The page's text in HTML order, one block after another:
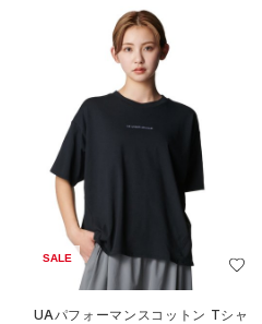
SALE
UAパフォーマンスコットン Tシャ